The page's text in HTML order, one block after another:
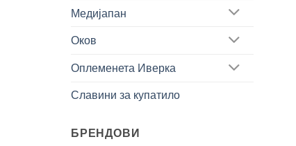
Медијапан
Оков
Оплеменета Иверка
Славини за купатило
БРЕНДОВИ